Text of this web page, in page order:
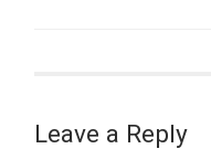
Leave a Reply